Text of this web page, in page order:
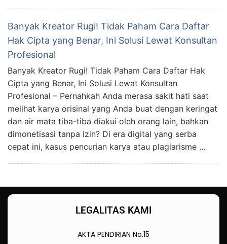
Banyak Kreator Rugi! Tidak Paham Cara Daftar
Hak Cipta yang Benar, Ini Solusi Lewat Konsultan
Profesional
Banyak Kreator Rugi! Tidak Paham Cara Daftar Hak
Cipta yang Benar, Ini Solusi Lewat Konsultan
Profesional – Pernahkah Anda merasa sakit hati saat
melihat karya orisinal yang Anda buat dengan keringat
dan air mata tiba-tiba diakui oleh orang lain, bahkan
dimonetisasi tanpa izin? Di era digital yang serba
cepat ini, kasus pencurian karya atau plagiarisme …
LEGALITAS KAMI
AKTA PENDIRIAN No.15